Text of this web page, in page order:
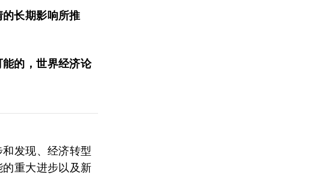
长期影响所推
的，世界经济论
发现、经济转型
重大进步以及新